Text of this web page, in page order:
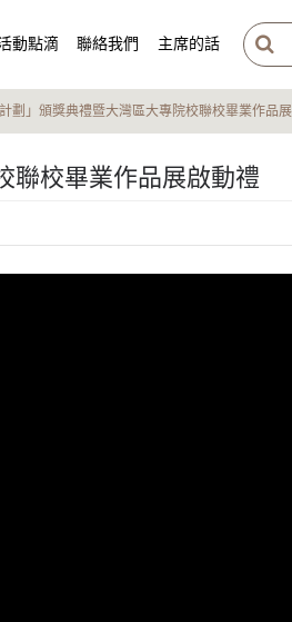
動點滴 聯絡我們 主席的話
劃」頒獎典禮暨大灣區大專院校聯校畢業作品
聯校畢業作品展啟動禮